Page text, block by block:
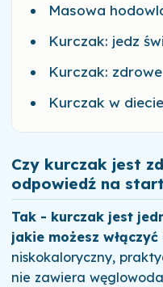
Masowa
Kurczak: jedz
Kurczak:
Kurczak w
Czy kurczak jest
odpowiedź na start
Tak - kurczak jest
jakie możesz
niskokaloryczny,
nie zawiera